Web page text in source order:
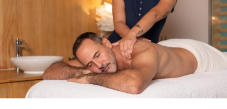
Pour les massages et massages, nous